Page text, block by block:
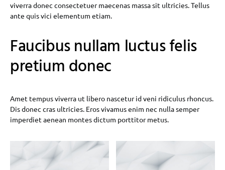
viverra donec consectetuer maecenas massa sit ultricies. Tellus
ante quis vici elementum etiam.
Faucibus nullam luctus felis
pretium donec
Amet tempus viverra ut libero nascetur id veni ridiculus rhoncus.
Dis donec cras ultricies. Eros vivamus enim nec nulla semper
imperdiet aenean montes dictum porttitor metus.